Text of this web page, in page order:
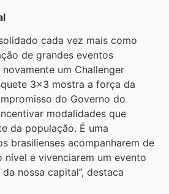
cada vez mais como
de grandes eventos
um Challenger
3×3 mostra a força da
do Governo do
modalidades que
da população. É uma
brasilienses acompanharem de
e vivenciarem um evento
nossa capital”, destaca